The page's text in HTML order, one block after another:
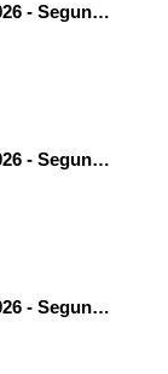
Seminario composición 2026 - Segundo concierto (parte 2)
Seminario composición 2026 - Segundo concierto (parte 1)
Seminario composición 2026 - Segundo concierto